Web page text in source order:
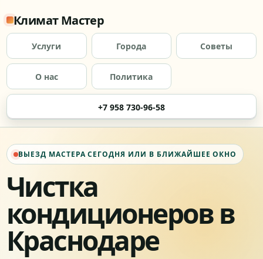
Климат Мастер
Услуги Города Советы
О нас Политика
+7 958 730-96-58
ВЫЕЗД МАСТЕРА СЕГОДНЯ ИЛИ В БЛИЖАЙШЕЕ ОКНО
Чистка
кондиционеров в
Краснодаре